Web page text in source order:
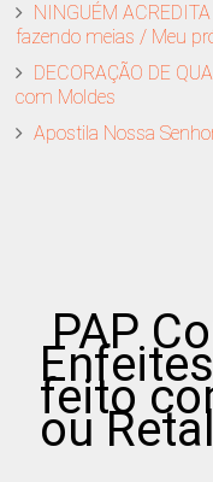
NINGUÉM
fazendo meias / Meu
DECORAÇÃO DE
com Moldes
Apostila Nossa
PAP
feito
ou